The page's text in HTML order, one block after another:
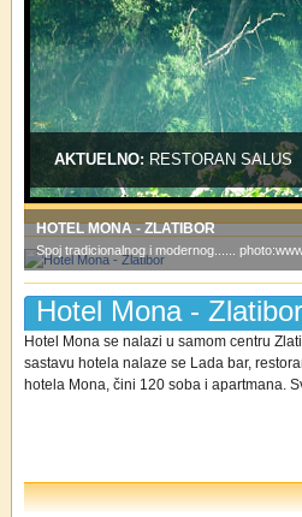
AKTUELNO:RESTORAN SALUS
HOTEL MONA - ZLATIBOR
Spoj tradicionalnog i modernog......
Hotel Mona - Zlatibor
Hotel Mona se nalazi u samom centru
sastavu hotela nalaze se Lada bar,
hotela Mona, čini 120 soba i apartmana.